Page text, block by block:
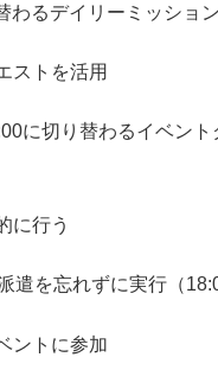
わるデイリーミッショ
ストを活用
に切り替わるイベント
に行う
遣を忘れずに実行（
ントに参加